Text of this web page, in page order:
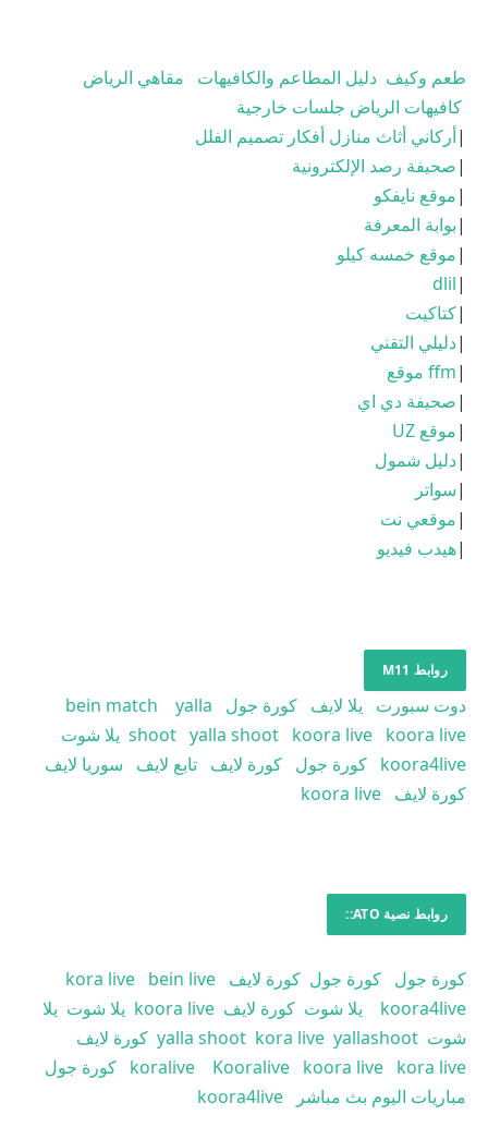
طعم وكيف دليل المطاعم والكافيهات
مقاهي الرياض
كافيهات الرياض جلسات خارجية
|أركاني أثاث منازل أفكار تصميم الفلل
|صحيفة رصد الإلكترونية
|موقع نايفكو
|بوابة المعرفة
|موقع خمسه كيلو
|
dlil
|كتاكيت
|دليلي التقني
|ffm موقع
|صحيفة دي اي
|موقع UZ
|دليل شمول
|سواتر
|موقعي نت
|هيدب فيديو
روابط M11
دوت سبورت يلا لايف كورة جول bein match
yalla
shoot yalla shoot koora live koora live
يلا شوت
koora4live كورة جول كورة لايف تابع لايف
سوريا لايف
كورة لايف koora live
روابط نصية ATO::
كورة جول كورة جول كورة لايف kora live bein live
koora4live
يلا شوت كورة لايف koora live يلا شوت يلا
شوت
yalla shoot kora live yallashoot
كورة لايف
koralive
Kooralive koora live kora live
كورة جول
مباريات اليوم بث مباشر
koora4live